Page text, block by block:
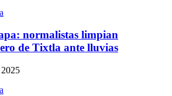
normalistas limpian
de Tixtla ante lluvias